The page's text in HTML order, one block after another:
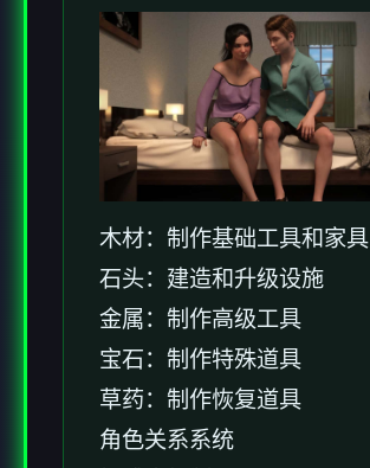
木材：制作基础工具和家具
石头：建造和升级设施
金属：制作高级工具
宝石：制作特殊道具
草药：制作恢复道具
角色关系系统